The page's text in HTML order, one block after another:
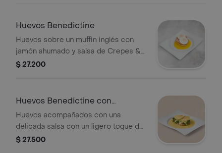
Huevos Benedictine
Huevos sobre un muffin inglés con
jamón ahumado y salsa de Crepes &
Waffles.
$ 27.200
Huevos Benedictine con
Espinaca
Huevos acompañados con una
delicada salsa con un ligero toque de
mostaza.
$ 27.500